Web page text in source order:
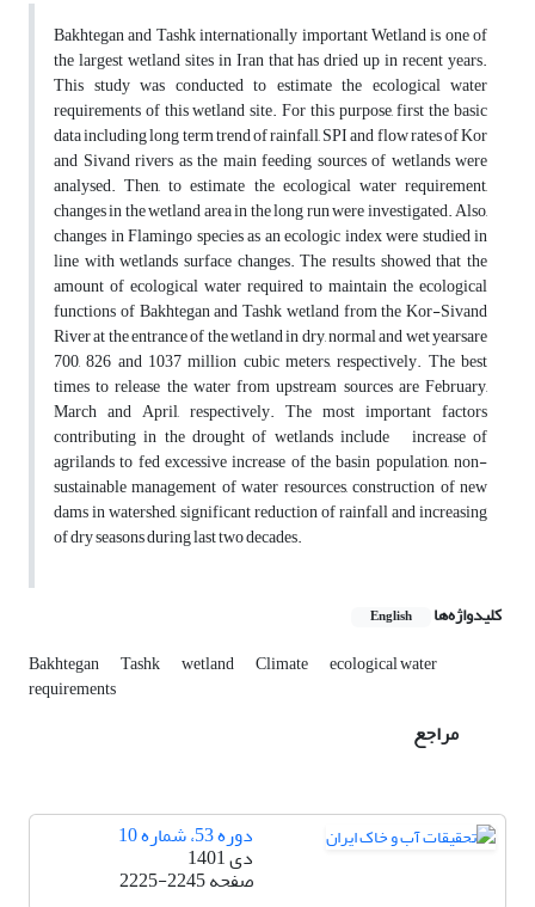
Bakhtegan and Tashk internationally important Wetland is one of
the largest wetland sites in Iran that has dried up in recent years.
This study was conducted to estimate the ecological water
requirements of this wetland site. For this purpose, first the basic
data including long term trend of rainfall, SPI and flow rates of Kor
and Sivand rivers as the main feeding sources of wetlands were
analysed. Then, to estimate the ecological water requirement,
changes in the wetland area in the long run were investigated. Also,
changes in Flamingo species as an ecologic index were studied in
line with wetlands surface changes. The results showed that the
amount of ecological water required to maintain the ecological
functions of Bakhtegan and Tashk wetland from the Kor-Sivand
River at the entrance of the wetland in dry, normal and wet yearsare
700, 826 and 1037 million cubic meters, respectively. The best
times to release the water from upstream sources are February,
March and April, respectively. The most important factors
contributing in the drought of wetlands include increase of
agrilands to fed excessive increase of the basin population, non-
sustainable management of water resources, construction of new
dams in watershed, significant reduction of rainfall and increasing
of dry seasons during last two decades.
کلیدواژه‌ها English
Bakhtegan Tashk wetland Climate ecological water
requirements
مراجع
دوره 53، شماره 10
دی 1401
صفحه2225-2245